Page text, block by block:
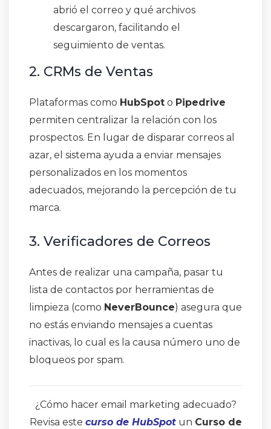
abrió el correo y qué archivos
descargaron, facilitando el
seguimiento de ventas.
2. CRMs de Ventas
Plataformas como HubSpot o Pipedrive
permiten centralizar la relación con los
prospectos. En lugar de disparar correos al
azar, el sistema ayuda a enviar mensajes
personalizados en los momentos
adecuados, mejorando la percepción de tu
marca.
3. Verificadores de Correos
Antes de realizar una campaña, pasar tu
lista de contactos por herramientas de
limpieza (como NeverBounce) asegura que
no estás enviando mensajes a cuentas
inactivas, lo cual es la causa número uno de
bloqueos por spam.
¿Cómo hacer email marketing adecuado?
Revisa este curso de HubSpotun Curso de